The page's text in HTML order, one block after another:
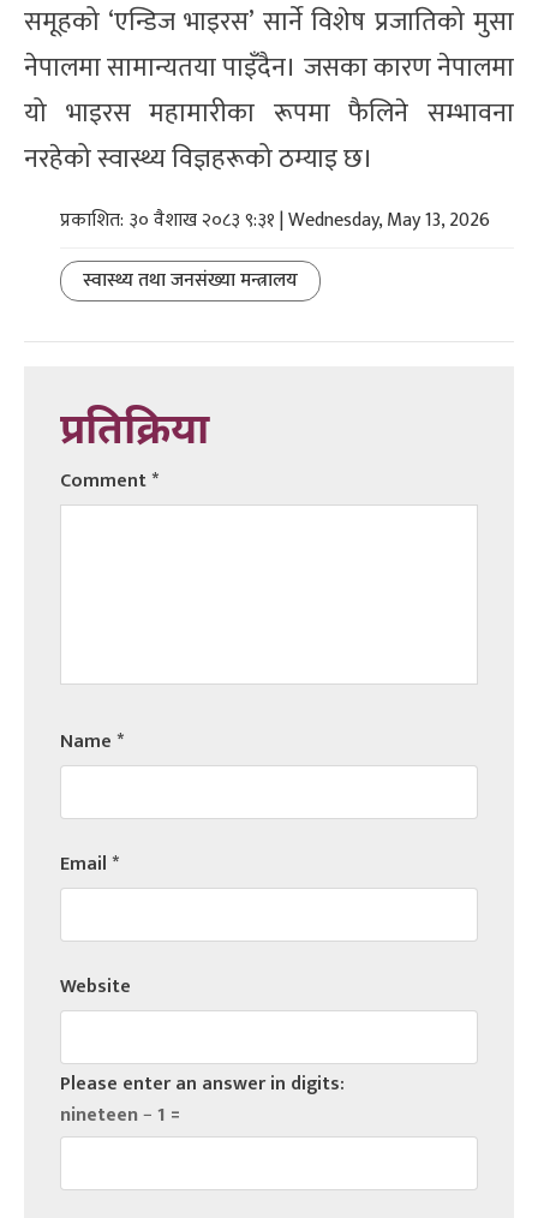
समूहको ‘एन्डिज भाइरस’ सार्ने विशेष प्रजातिको मुसा
नेपालमा सामान्यतया पाइँदैन। जसका कारण नेपालमा
यो भाइरस महामारीका रूपमा फैलिने सम्भावना
नरहेको स्वास्थ्य विज्ञहरूको ठम्याइ छ।
प्रकाशित: ३० वैशाख २०८३ ९:३१ | Wednesday, May 13, 2026
स्वास्थ्य तथा जनसंख्या मन्त्रालय
प्रतिक्रिया
Comment*
Name*
Email*
Website
Please enter an answer in digits:
nineteen − 1 =